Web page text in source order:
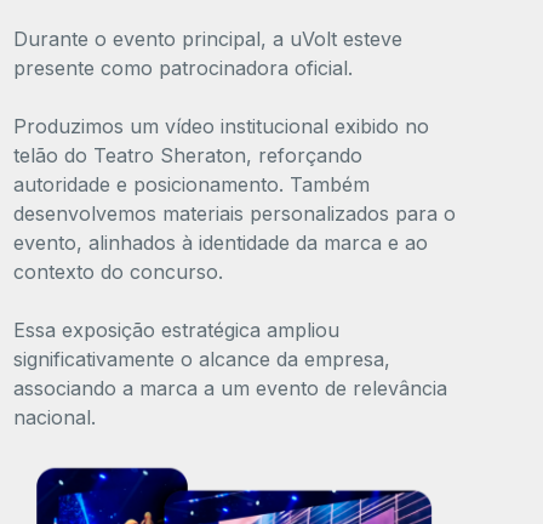
Durante o evento principal, a uVolt esteve
presente como patrocinadora oficial.
Produzimos um vídeo institucional exibido no
telão do Teatro Sheraton, reforçando
autoridade e posicionamento. Também
desenvolvemos materiais personalizados para o
evento, alinhados à identidade da marca e ao
contexto do concurso.
Essa exposição estratégica ampliou
significativamente o alcance da empresa,
associando a marca a um evento de relevância
nacional.